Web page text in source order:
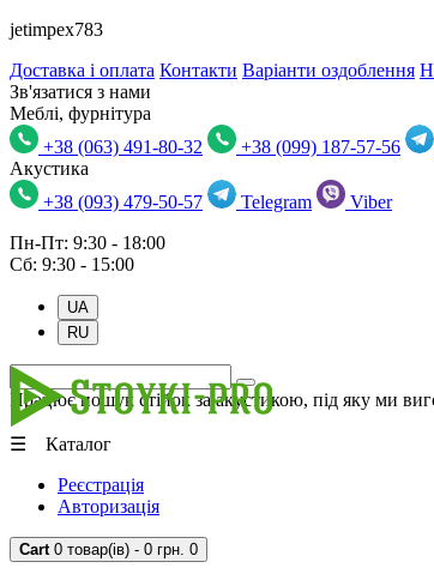
jetimpex783
Доставка і оплата Контакти Варіанти оздоблення
Зв'язатися з нами
Меблі, фурнітура
+38 (063) 491-80-32
+38 (099) 187-57-56
Акустика
+38 (093) 479-50-57
Telegram
Viber
Пн-Пт: 9:30 - 18:00
Сб: 9:30 - 15:00
UA
RU
Працює пошук стійок за акустикою, під яку ми
☰ Каталог
Реєстрація
Авторизація
Cart 0 товар(ів) - 0 грн. 0